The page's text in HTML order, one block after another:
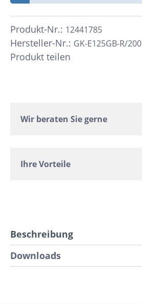
Hersteller-Nr.: GK-E125GB-R/200
Produkt-Nr.: 12441785
Produkt teilen
Wir beraten Sie gerne
Ihre Vorteile
Beschreibung
Downloads